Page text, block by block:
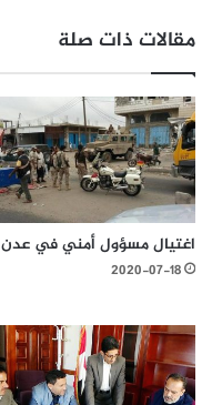
مقالات ذات صلة
اغتيال مسؤول أمني في عدن
2020-07-18